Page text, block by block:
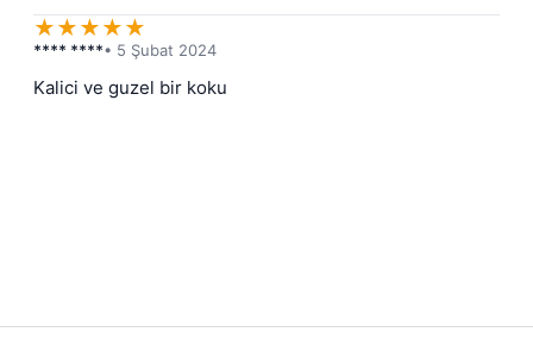
★★★★★
**** ****• 5 Şubat 2024
Kalici ve guzel bir koku